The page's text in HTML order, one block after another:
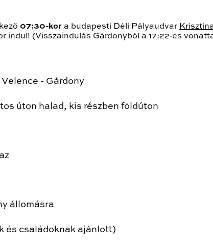
07:30-kor a budapesti Déli Pályaudvar
indul! (Visszaindulás Gárdonyból a 17:22-es
- Gárdony
úton halad, kis részben földúton
állomásra
és családoknak ajánlott)